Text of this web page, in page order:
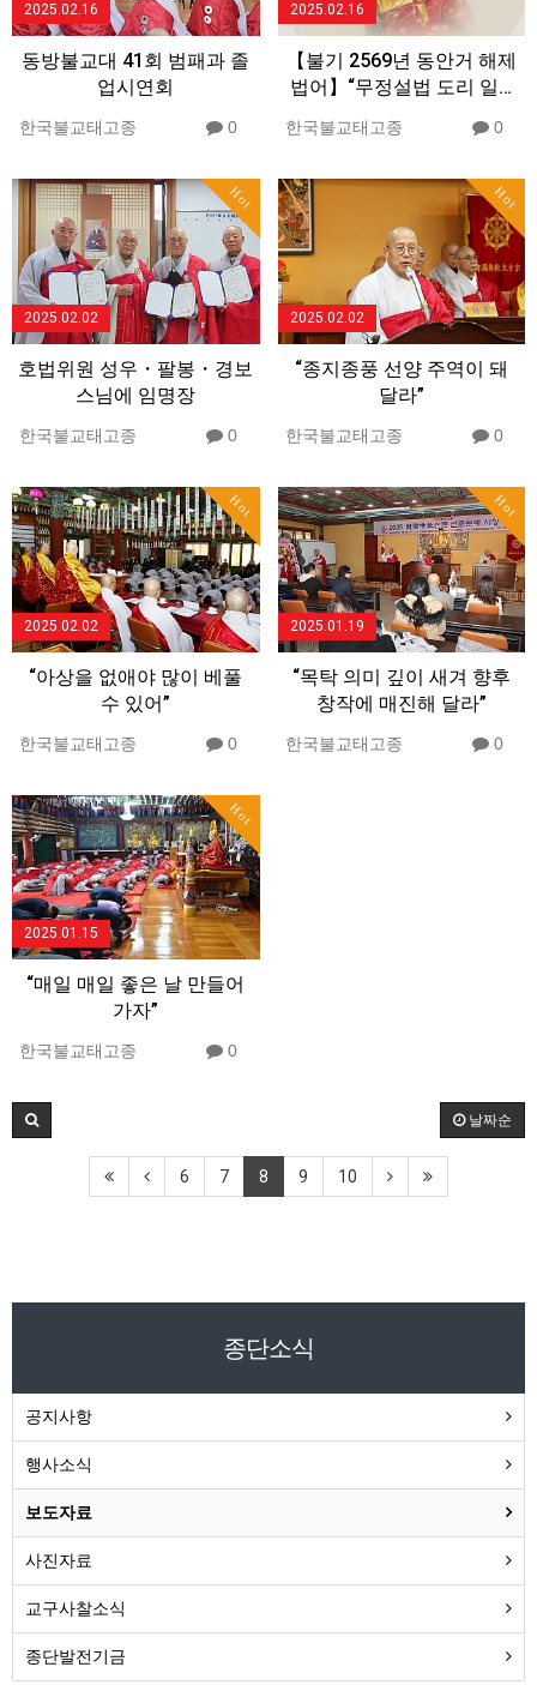
2025.02.16
동방불교대 41회 범패과 졸
업시연회
한국불교태고종 0
2025.02.16
【불기 2569년 동안거 해제
법어】“무정설법 도리 일…
한국불교태고종 0
Hot
2025.02.02
호법위원 성우・팔봉・경보
스님에 임명장
한국불교태고종 0
Hot
2025.02.02
“종지종풍 선양 주역이 돼
달라”
한국불교태고종 0
Hot
2025.02.02
“아상을 없애야 많이 베풀
수 있어”
한국불교태고종 0
Hot
2025.01.19
“목탁 의미 깊이 새겨 향후
창작에 매진해 달라”
한국불교태고종 0
Hot
2025.01.15
“매일 매일 좋은 날 만들어
가자”
한국불교태고종 0
날짜순
6 7 8 9 10
종단소식
공지사항
행사소식
보도자료
사진자료
교구사찰소식
종단발전기금